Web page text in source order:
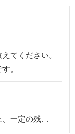
てください。
。
、一定の残…